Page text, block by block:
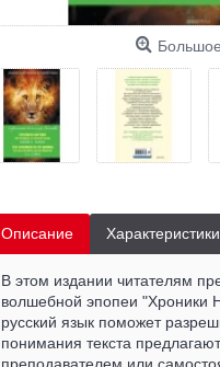
Описание Характеристики
В этом издании читателям
волшебной эпопеи "Хроники
русский язык поможет
понимания текста